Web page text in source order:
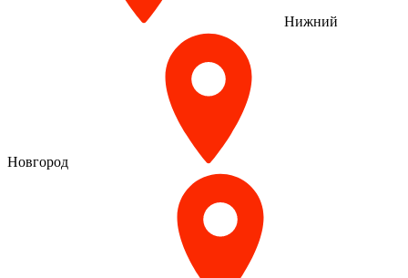
Нижний
Новгород